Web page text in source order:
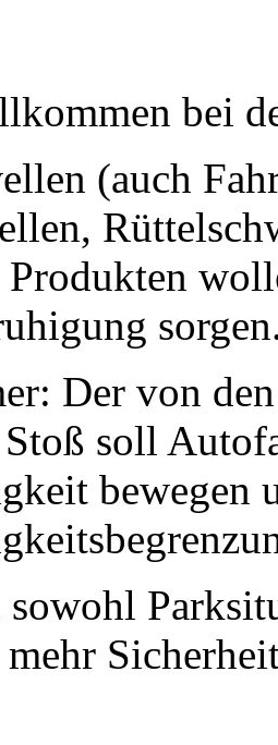
bei
(auch
Produkten
Der von
soll
bewegen